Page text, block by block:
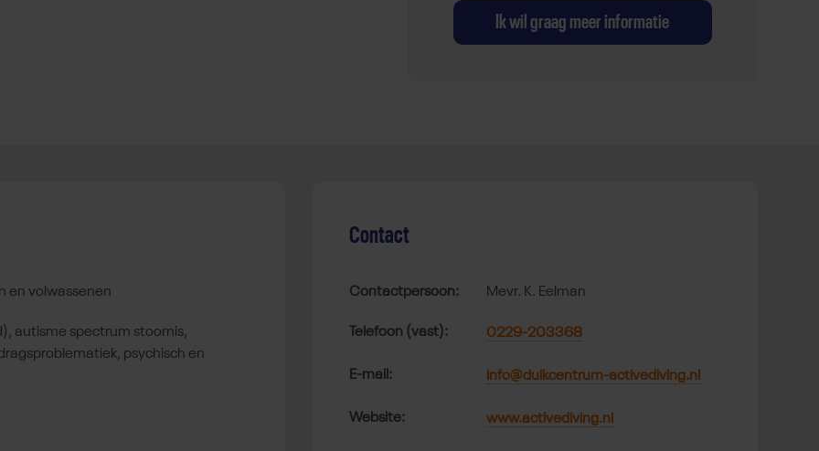
Ik wil graag meer informatie
en volwassenen
psychisch en
Contact
Contactpersoon: Mevr. K. Eelman
Telefoon (vast): 0229-203368
E-mail: info@duikcentrum-activediving.nl
Website: www.activediving.nl